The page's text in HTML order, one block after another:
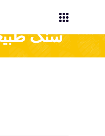
سنگ